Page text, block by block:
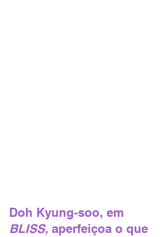
Doh Kyung-soo, em
BLISS, aperfeiçoa o que